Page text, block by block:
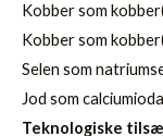
Kobber som
Kobber som
Selen som
Jod som
Teknologiske